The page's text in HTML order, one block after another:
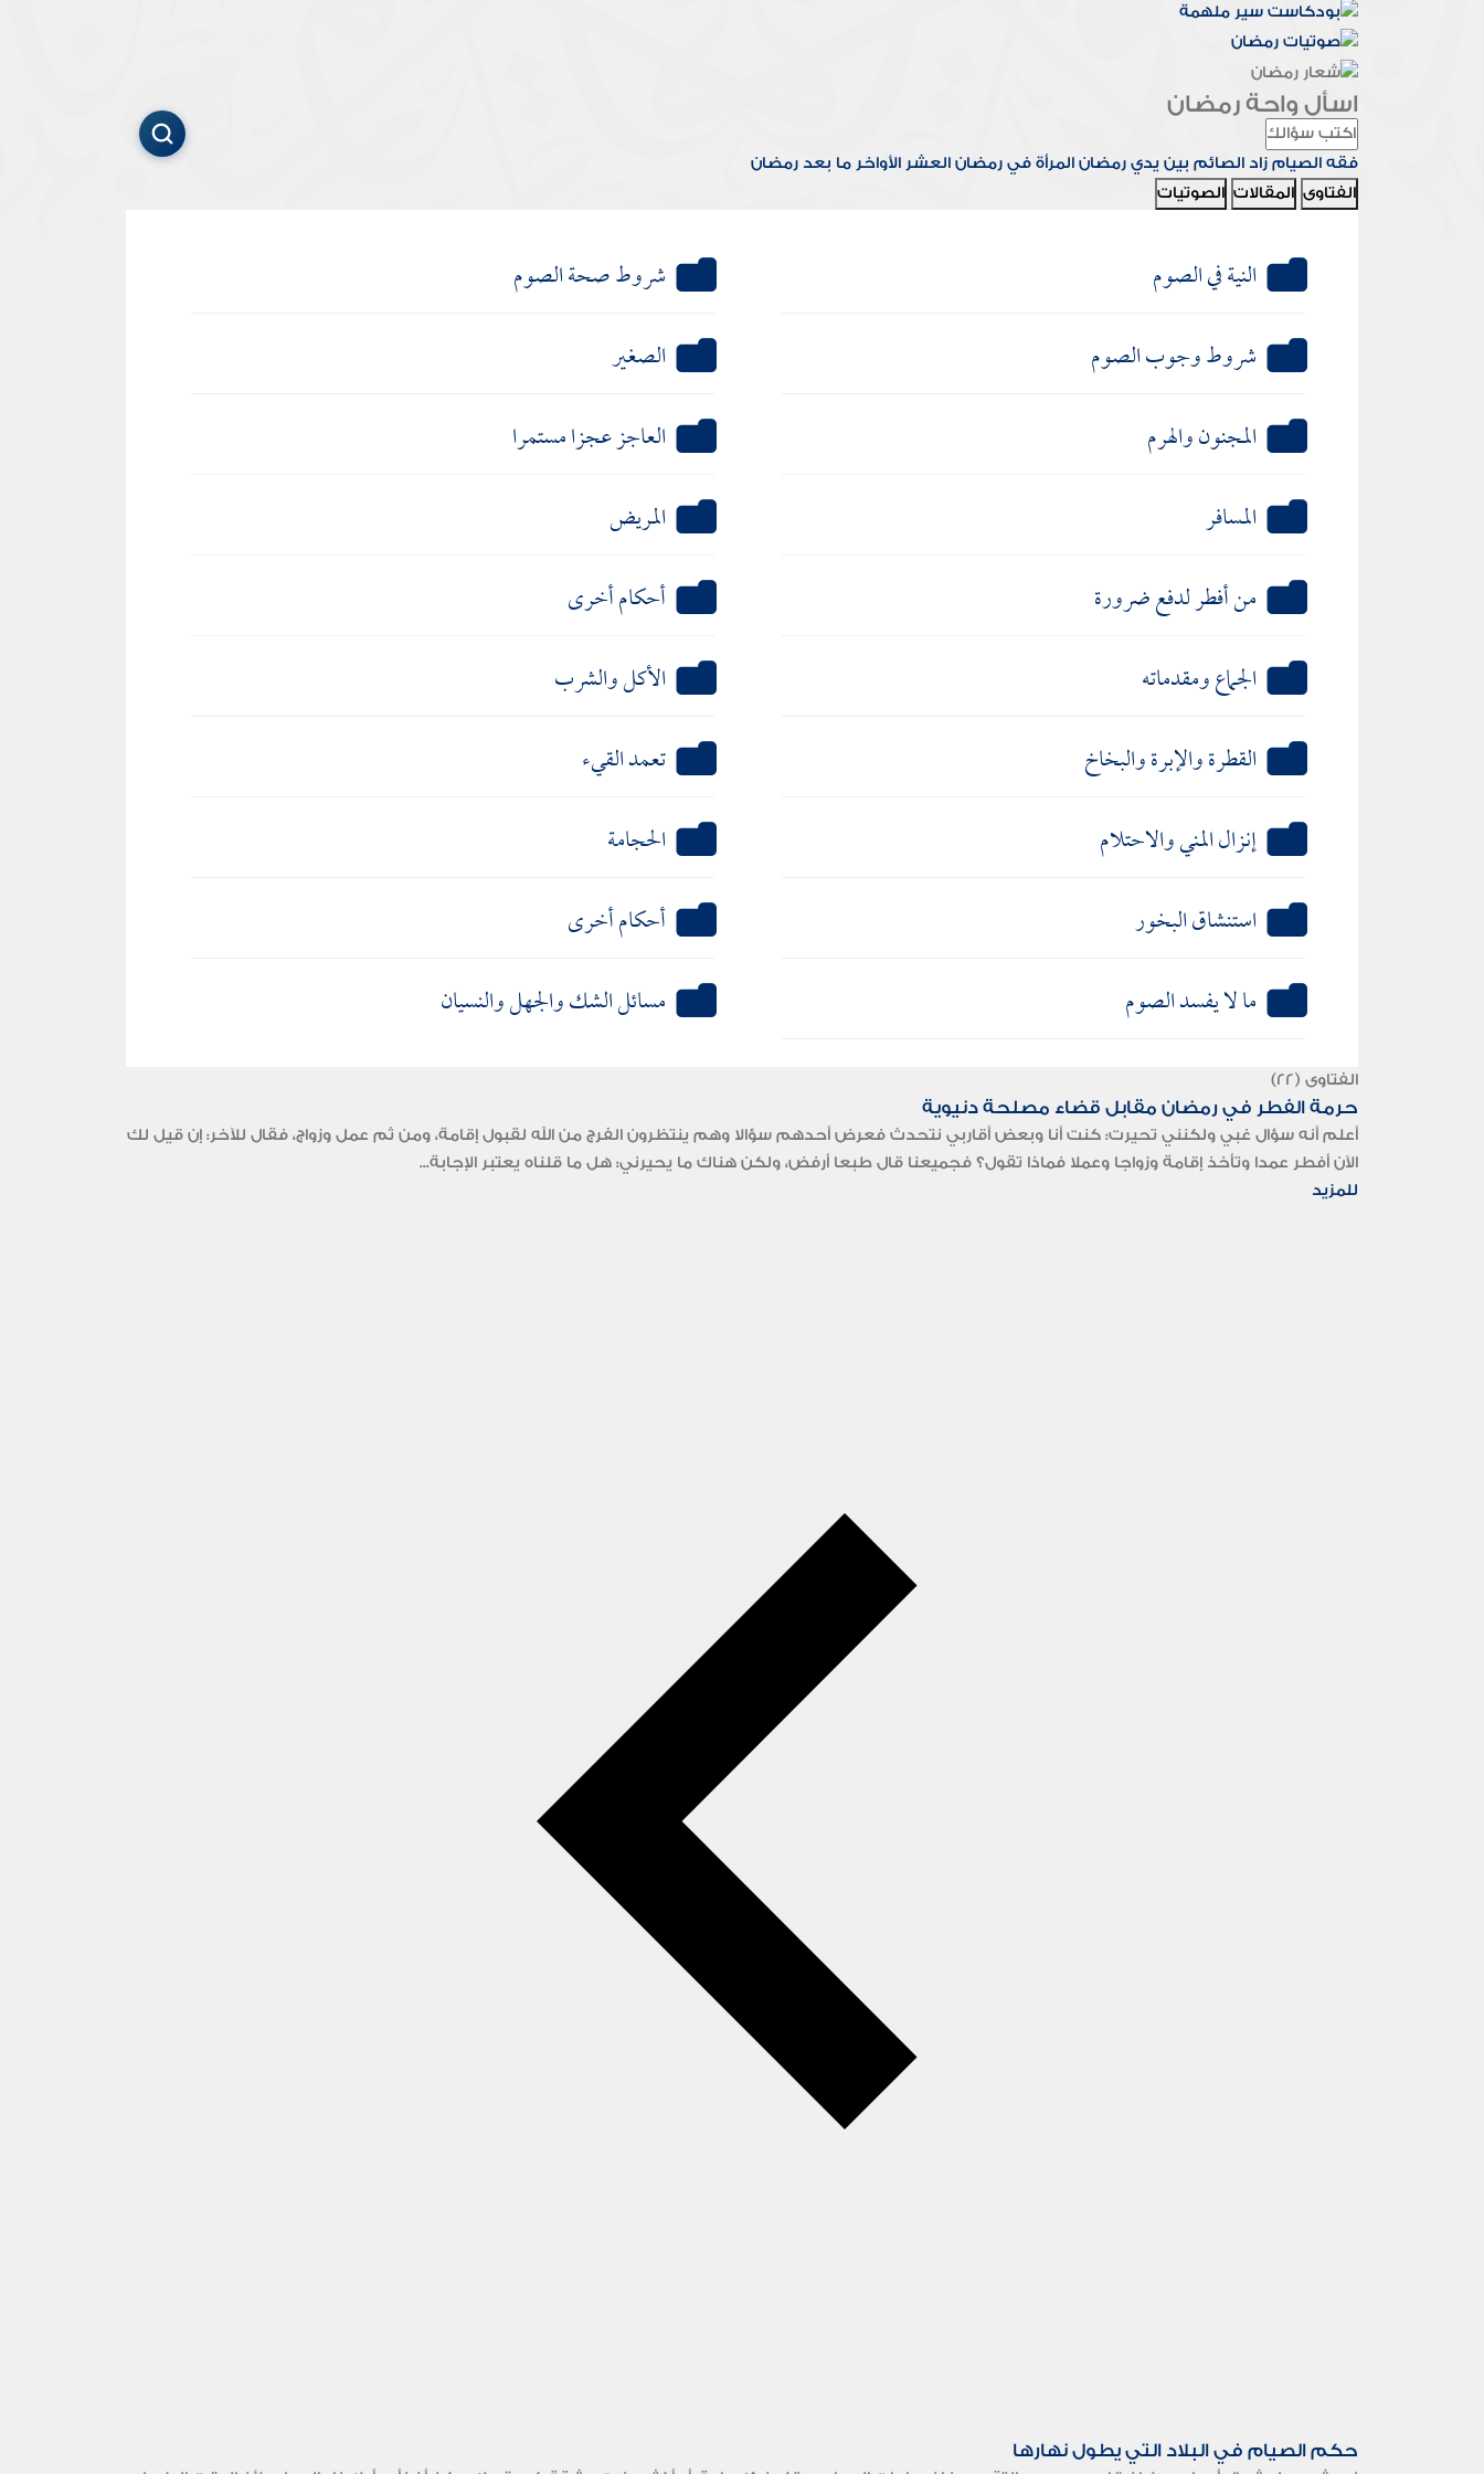
اسأل واحة رمضان
فقه الصيام زاد الصائم بين يدي رمضان المرأة في رمضان العشر الأواخر ما بعد رمضان
الفتاوى المقالات الصوتيات
النية في الصوم
شروط صحة الصوم
شروط وجوب الصوم
الصغير
المجنون والهرم
العاجز عجزا مستمرا
المسافر
المريض
من أفطر لدفع ضرورة
أحكام أخرى
الجماع ومقدماته
الأكل والشرب
القطرة والإبرة والبخاخ
تعمد القيء
إنزال المني والاحتلام
الحجامة
استنشاق البخور
أحكام أخرى
ما لا يفسد الصوم
مسائل الشك والجهل والنسيان
الفتاوى (22)
حرمة الفطر في رمضان مقابل قضاء مصلحة دنيوية
أعلم أنه سؤال غبي ولكنني تحيرت: كنت أنا وبعض أقاربي نتحدث فعرض أحدهم سؤالا وهم ينتظرون الفرج من الله لقبول إقامة، ومن ثم عمل وزواج، فقال للآخر: إن قيل لك
الآن أفطر عمدا وتأخذ إقامة وزواجا وعملا فماذا تقول؟ فجميعنا قال طبعا أرفض، ولكن هناك ما يحيرني: هل ما قلناه يعتبر الإجابة...
للمزيد
حكم الصيام في البلاد التي يطول نهارها